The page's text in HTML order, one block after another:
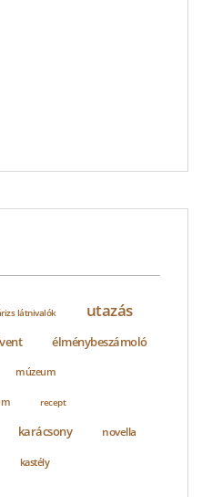
látnivalók utazás
élménybeszámoló
múzeum
recept
karácsony
novella
kastély